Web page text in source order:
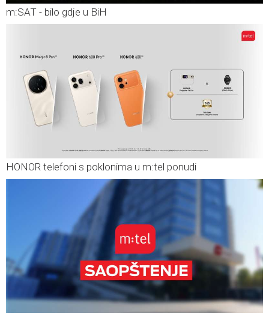
m:SAT - bilo gdje u BiH
HONOR telefoni s poklonima u m:tel ponudi